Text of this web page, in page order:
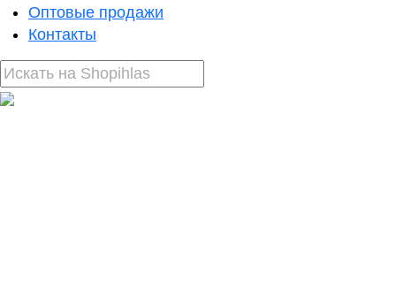
Оптовые продажи
Контакты